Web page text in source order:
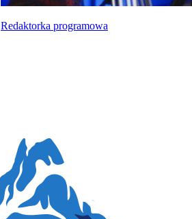
Redaktorka programowa